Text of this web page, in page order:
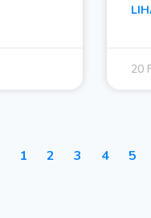
20
1 2 3 4 5